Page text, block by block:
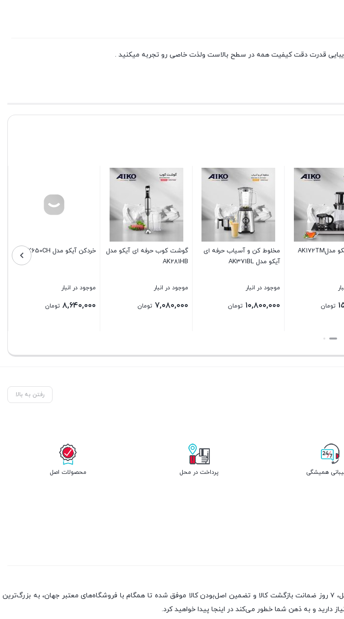
قدرت دقت کیفیت همه در سطح بالاست ولذت خاصی رو تجربه میکنید .
کوب حرفه ای آیکو مدل
در انبار
خردکن آیکو مدل AK650CH
موجود در انبار
۸,۶۴۰,۰۰۰
آبسرد کن ایستاده آیکو مدل
AK452WD
موجود در انبار
۴۱,۶۰۰,۰۰۰
جاروبرقی آیکو مدل AK111VC
موجود در انبار
۲۶,۷۲۰,۰۰۰
رفتن به بالا
همیشگی پرداخت در محل محصولات اصل
یکی از قدیمی‌ترین فروشگاه های اینترنتی با بیش از یک دهه تجربه، با پایبندی به سه اصل، پرداخت در محل، ۷ روز ضمانت بازگشت کالا و تضمین اصل‌بودن کالا موفق شده تا همگام با فروشگاه‌های معتبر جهان، به بزرگ‌ترین
دارید و به ذهن شما خطور می‌کند در اینجا پیدا خواهید کرد.